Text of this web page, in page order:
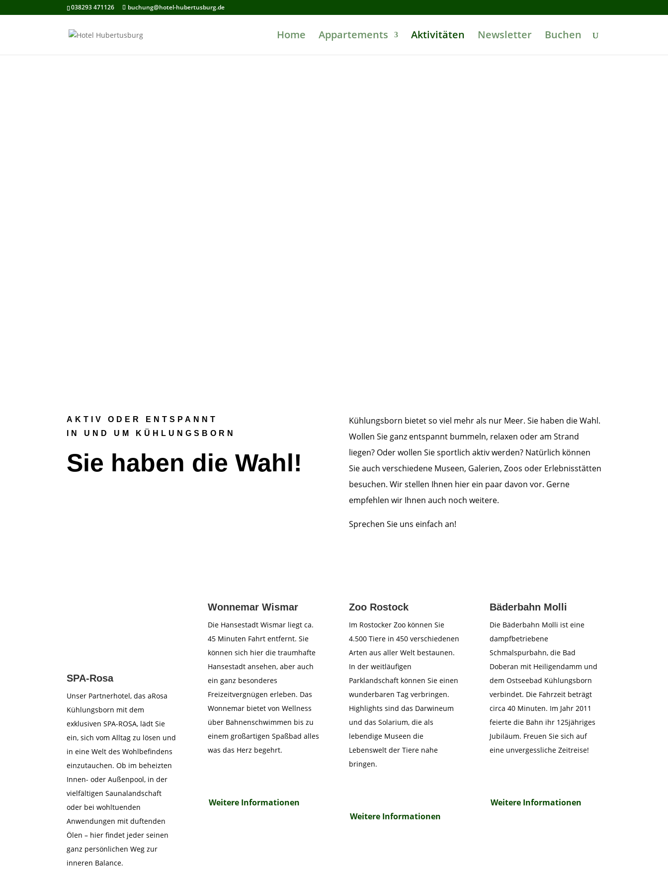
038293 471126 buchung@hotel-hubertusburg.de
Home Appartements Aktivitäten Newsletter Buchen
AKTIV ODER ENTSPANNT
IN UND UM KÜHLUNGSBORN
Sie haben die Wahl!
Kühlungsborn bietet so viel mehr als nur Meer. Sie haben die Wahl.
Wollen Sie ganz entspannt bummeln, relaxen oder am Strand
liegen? Oder wollen Sie sportlich aktiv werden? Natürlich können
Sie auch verschiedene Museen, Galerien, Zoos oder Erlebnisstätten
besuchen. Wir stellen Ihnen hier ein paar davon vor. Gerne
empfehlen wir Ihnen auch noch weitere.
Sprechen Sie uns einfach an!
SPA-Rosa
Unser Partnerhotel, das aRosa
Kühlungsborn mit dem
exklusiven SPA-ROSA, lädt Sie
ein, sich vom Alltag zu lösen und
in eine Welt des Wohlbefindens
einzutauchen. Ob im beheizten
Innen- oder Außenpool, in der
vielfältigen Saunalandschaft
oder bei wohltuenden
Anwendungen mit duftenden
Ölen – hier findet jeder seinen
ganz persönlichen Weg zur
inneren Balance.
Wonnemar Wismar
Die Hansestadt Wismar liegt ca.
45 Minuten Fahrt entfernt. Sie
können sich hier die traumhafte
Hansestadt ansehen, aber auch
ein ganz besonderes
Freizeitvergnügen erleben. Das
Wonnemar bietet von Wellness
über Bahnenschwimmen bis zu
einem großartigen Spaßbad alles
was das Herz begehrt.
Weitere Informationen
Zoo Rostock
Im Rostocker Zoo können Sie
4.500 Tiere in 450 verschiedenen
Arten aus aller Welt bestaunen.
In der weitläufigen
Parklandschaft können Sie einen
wunderbaren Tag verbringen.
Highlights sind das Darwineum
und das Solarium, die als
lebendige Museen die
Lebenswelt der Tiere nahe
bringen.
Weitere Informationen
Bäderbahn Molli
Die Bäderbahn Molli ist eine
dampfbetriebene
Schmalspurbahn, die Bad
Doberan mit Heiligendamm und
dem Ostseebad Kühlungsborn
verbindet. Die Fahrzeit beträgt
circa 40 Minuten. Im Jahr 2011
feierte die Bahn ihr 125jähriges
Jubiläum. Freuen Sie sich auf
eine unvergessliche Zeitreise!
Weitere Informationen